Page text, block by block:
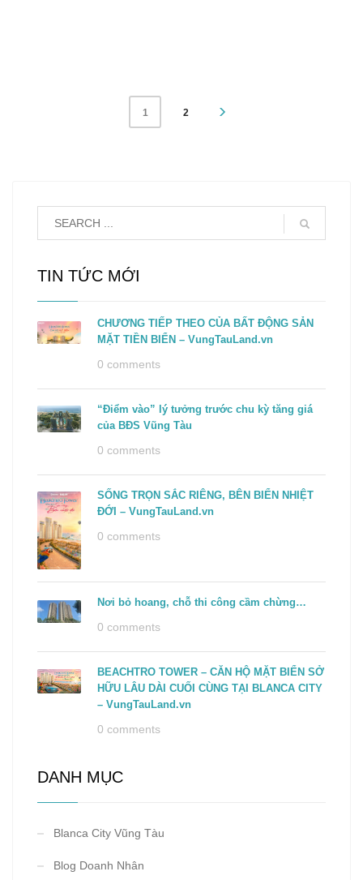
1 2
TIN TỨC MỚI
CHƯƠNG TIẾP THEO CỦA BẤT ĐỘNG SẢN
MẶT TIỀN BIỂN – VungTauLand.vn
0 comments
“Điểm vào” lý tưởng trước chu kỳ tăng giá
của BĐS Vũng Tàu
0 comments
SỐNG TRỌN SẮC RIÊNG, BÊN BIỂN NHIỆT
ĐỚI – VungTauLand.vn
0 comments
Nơi bỏ hoang, chỗ thi công cầm chừng…
0 comments
BEACHTRO TOWER – CĂN HỘ MẶT BIỂN SỞ
HỮU LÂU DÀI CUỐI CÙNG TẠI BLANCA CITY
– VungTauLand.vn
0 comments
DANH MỤC
Blanca City Vũng Tàu
Blog Doanh Nhân